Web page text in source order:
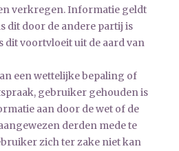
verkregen. Informatie geldt
dit door de andere partij is
dit voortvloeit uit de aard van
een wettelijke bepaling of
gebruiker gehouden is
aan door de wet of de
derden mede te
zich ter zake niet kan